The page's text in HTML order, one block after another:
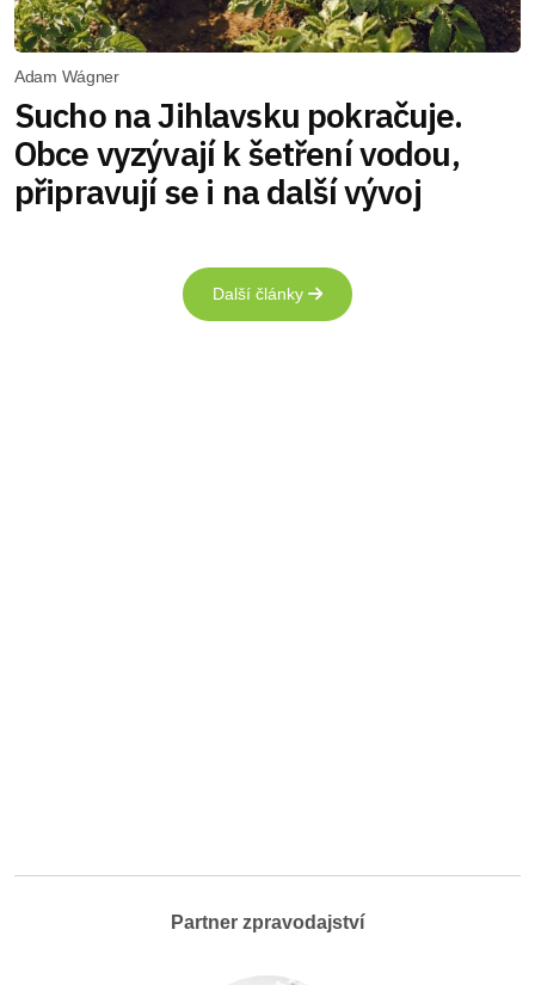
Adam Wágner
Sucho na Jihlavsku pokračuje.
Obce vyzývají k šetření vodou,
připravují se i na další vývoj
Další články
Partner zpravodajství